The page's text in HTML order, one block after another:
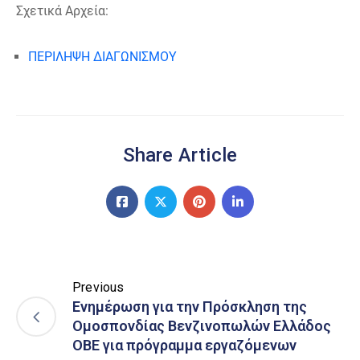
Σχετικά Αρχεία:
ΠΕΡΙΛΗΨΗ ΔΙΑΓΩΝΙΣΜΟΥ
Share Article
Previous
Ενημέρωση για την Πρόσκληση της
Ομοσπονδίας Βενζινοπωλών Ελλάδος
ΟΒΕ για πρόγραμμα εργαζόμενων